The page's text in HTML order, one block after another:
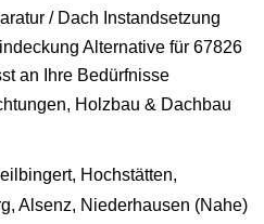
/ Dach Instandsetzung
Alternative für 67826
an Ihre Bedürfnisse
Holzbau & Dachbau
Hochstätten,
Alsenz, Niederhausen (Nahe)